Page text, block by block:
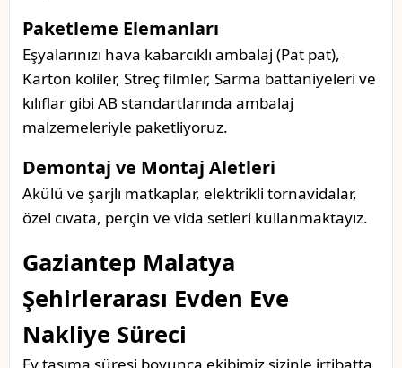
Paketleme Elemanları
Eşyalarınızı hava kabarcıklı ambalaj (Pat pat),
Karton koliler, Streç filmler, Sarma battaniyeleri ve
kılıflar gibi AB standartlarında ambalaj
malzemeleriyle paketliyoruz.
Demontaj ve Montaj Aletleri
Akülü ve şarjlı matkaplar, elektrikli tornavidalar,
özel cıvata, perçin ve vida setleri kullanmaktayız.
Gaziantep Malatya
Şehirlerarası Evden Eve
Nakliye Süreci